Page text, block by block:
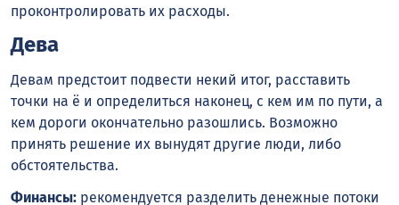
проконтролировать их расходы.
Дева
Девам предстоит подвести некий итог, расставить
точки на ё и определиться наконец, с кем им по пути, а
кем дороги окончательно разошлись. Возможно
принять решение их вынудят другие люди, либо
обстоятельства.
Финансы: рекомендуется разделить денежные потоки